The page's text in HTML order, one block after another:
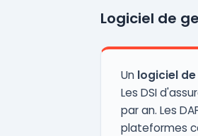
Logiciel de
Un logiciel
Les DSI
par an. Les
plateformes